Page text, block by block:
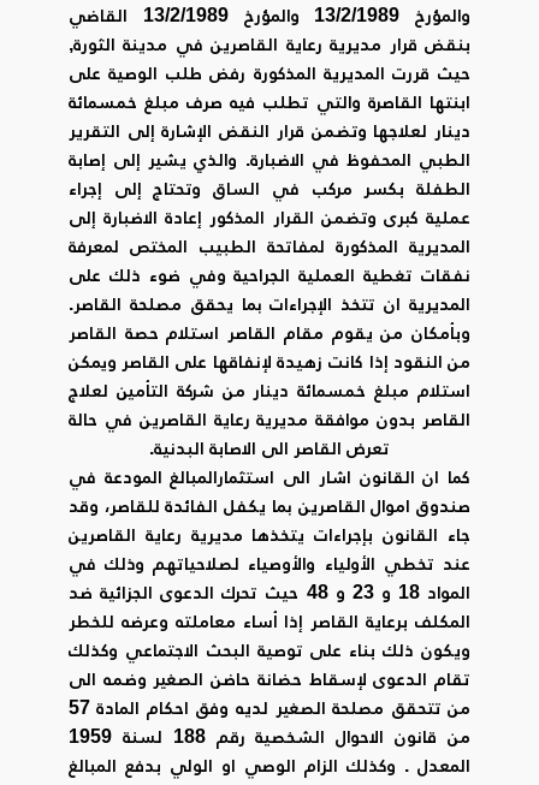
والمؤرخ 13/2/1989 والمؤرخ 13/2/1989 القاضي
بنقض قرار مديرية رعاية القاصرين في مدينة الثورة,
حيث قررت المديرية المذكورة رفض طلب الوصية على
ابنتها القاصرة والتي تطلب فيه صرف مبلغ خمسمائة
دينار لعلاجها وتضمن قرار النقض الإشارة إلى التقرير
الطبي المحفوظ في الاضبارة. والذي يشير إلى إصابة
الطفلة بكسر مركب في الساق وتحتاج إلى إجراء
عملية كبرى وتضمن القرار المذكور إعادة الاضبارة إلى
المديرية المذكورة لمفاتحة الطبيب المختص لمعرفة
نفقات تغطية العملية الجراحية وفي ضوء ذلك على
المديرية ان تتخذ الإجراءات بما يحقق مصلحة القاصر.
وبأمكان من يقوم مقام القاصر استلام حصة القاصر
من النقود إذا كانت زهيدة لإنفاقها على القاصر ويمكن
استلام مبلغ خمسمائة دينار من شركة التأمين لعلاج
القاصر بدون موافقة مديرية رعاية القاصرين في حالة
تعرض القاصر الى الاصابة البدنية.
كما ان القانون اشار الى استثمارالمبالغ المودعة في
صندوق اموال القاصرين بما يكفل الفائدة للقاصر، وقد
جاء القانون بإجراءات يتخذها مديرية رعاية القاصرين
عند تخطي الأولياء والأوصياء لصلاحياتهم وذلك في
المواد 18 و 23 و 48 حيث تحرك الدعوى الجزائية ضد
المكلف برعاية القاصر إذا أساء معاملته وعرضه للخطر
ويكون ذلك بناء على توصية البحث الاجتماعي وكذلك
تقام الدعوى لإسقاط حضانة حاضن الصغير وضمه الى
من تتحقق مصلحة الصغير لديه وفق احكام المادة 57
من قانون الاحوال الشخصية رقم 188 لسنة 1959
المعدل . وكذلك الزام الوصي او الولي بدفع المبالغ